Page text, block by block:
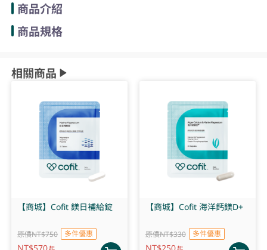
商品介紹
商品規格
相關商品
【商城】Cofit 鎂日補給錠
原價NT$750 多件優惠
【商城】Cofit 海洋鈣鎂D+
原價NT$330 多件優惠